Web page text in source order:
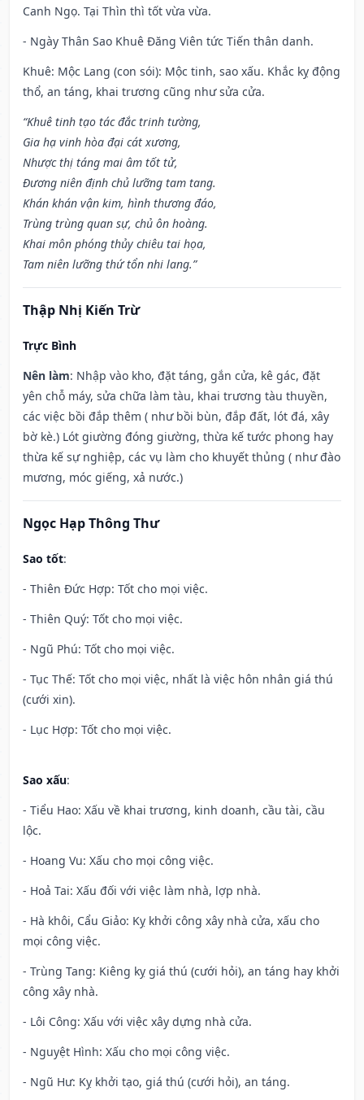
Canh Ngọ. Tại Thìn thì tốt vừa vừa.
- Ngày Thân Sao Khuê Đăng Viên tức Tiến thân danh.
Khuê: Mộc Lang (con sói): Mộc tinh, sao xấu. Khắc kỵ động
thổ, an táng, khai trương cũng như sửa cửa.
“Khuê tinh tạo tác đắc trinh tường,
Gia hạ vinh hòa đại cát xương,
Nhược thị táng mai âm tốt tử,
Đương niên định chủ lưỡng tam tang.
Khán khán vận kim, hình thương đáo,
Trùng trùng quan sự, chủ ôn hoàng.
Khai môn phóng thủy chiêu tai họa,
Tam niên lưỡng thứ tổn nhi lang.”
Thập Nhị Kiến Trừ
Trực Bình
Nên làm: Nhập vào kho, đặt táng, gắn cửa, kê gác, đặt
yên chỗ máy, sửa chữa làm tàu, khai trương tàu thuyền,
các việc bồi đắp thêm ( như bồi bùn, đắp đất, lót đá, xây
bờ kè.) Lót giường đóng giường, thừa kế tước phong hay
thừa kế sự nghiệp, các vụ làm cho khuyết thủng ( như đào
mương, móc giếng, xả nước.)
Ngọc Hạp Thông Thư
Sao tốt:
- Thiên Đức Hợp: Tốt cho mọi việc.
- Thiên Quý: Tốt cho mọi việc.
- Ngũ Phú: Tốt cho mọi việc.
- Tục Thế: Tốt cho mọi việc, nhất là việc hôn nhân giá thú
(cưới xin).
- Lục Hợp: Tốt cho mọi việc.
Sao xấu:
- Tiểu Hao: Xấu về khai trương, kinh doanh, cầu tài, cầu
lộc.
- Hoang Vu: Xấu cho mọi công việc.
- Hoả Tai: Xấu đối với việc làm nhà, lợp nhà.
- Hà khôi, Cẩu Giảo: Kỵ khởi công xây nhà cửa, xấu cho
mọi công việc.
- Trùng Tang: Kiêng kỵ giá thú (cưới hỏi), an táng hay khởi
công xây nhà.
- Lôi Công: Xấu với việc xây dựng nhà cửa.
- Nguyệt Hình: Xấu cho mọi công việc.
- Ngũ Hư: Kỵ khởi tạo, giá thú (cưới hỏi), an táng.